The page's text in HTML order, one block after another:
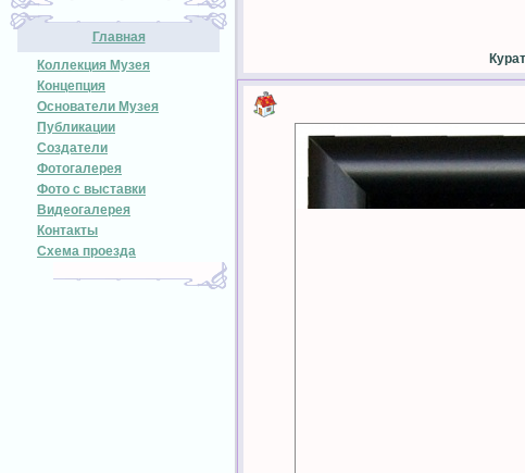
Главная
Коллекция Музея
Концепция
Основатели Музея
Публикации
Создатели
Фотогалерея
Фото с выставки
Видеогалерея
Контакты
Схема проезда